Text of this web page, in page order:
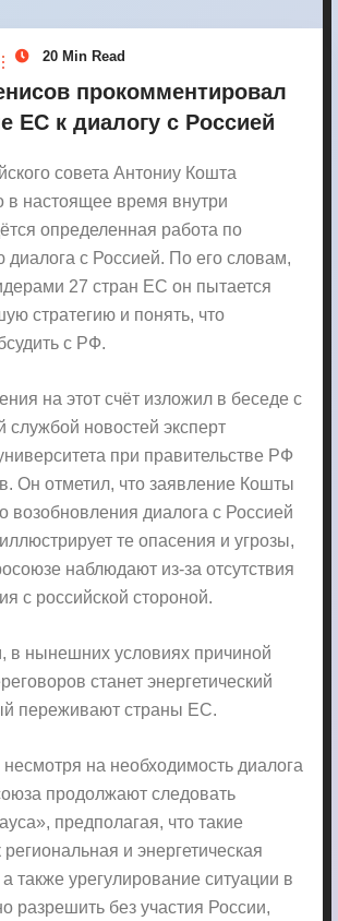
20 Min Read
прокомментировал
ЕС к диалогу с Россией
совета Антониу Кошта
в настоящее время внутри
определенная работа по
диалога с Россией. По его словам,
27 стран ЕС он пытается
стратегию и понять, что
с РФ.
на этот счёт изложил в беседе с
новостей эксперт
при правительстве РФ
Он отметил, что заявление Кошты
возобновления диалога с Россией
те опасения и угрозы,
наблюдают из-за отсутствия
с российской стороной.
в нынешних условиях причиной
станет энергетический
переживают страны ЕС.
на необходимость диалога
продолжают следовать
предполагая, что такие
и энергетическая
а также урегулирование ситуации в
разрешить без участия России,